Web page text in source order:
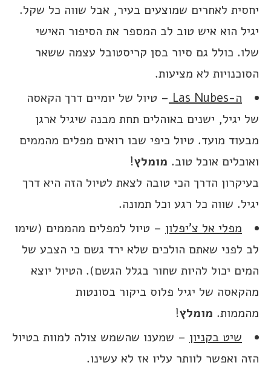
יחסית לאחרים שמוצעים בעיר, אבל שווה כל שקל.
יגיל הוא איש טוב לב המספר את הסיפור האישי
שלו. כולל גם סיור בסן קריסטובל עצמה ששאר
הסוכנויות לא מציעות.
ה-Las Nubes
– טיול של יומיים דרך הקאסה
של יגיל, ישנים באוהלים תחת מבנה שיגיל ארגן
מבעוד מועד. טיול כיפי שבו רואים מפלים מהממים
ואוכלים אוכל טוב. מומלץ!
בעיקרון הדרך הכי טובה לצאת לטיול הזה היא דרך
יגיל. שווה כל רגע וכל תמונה.
מפלי אל צ’יפלון – טיול למפלים מהממים (שימו
לב לפני שאתם הולכים שלא ירד גשם כי הצבע של
המים יכול להיות שחור בגלל הגשם). הטיול יוצא
מהקאסה של יגיל פלוס ביקור בסונטות
מהממות. מומלץ!
שיט בקניון – שמענו שהשמש צולה למוות בטיול
הזה ואפשר לוותר עליו אז לא עשינו.